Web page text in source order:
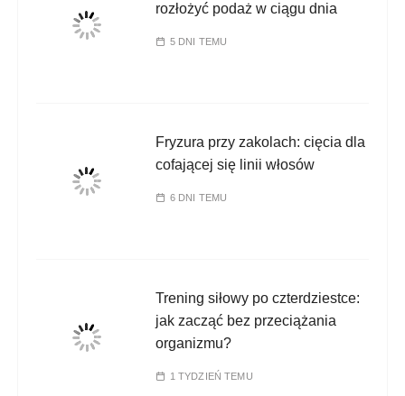
rozłożyć podaż w ciągu dnia
5 DNI TEMU
Fryzura przy zakolach: cięcia dla
cofającej się linii włosów
6 DNI TEMU
Trening siłowy po czterdziestce:
jak zacząć bez przeciążania
organizmu?
1 TYDZIEŃ TEMU